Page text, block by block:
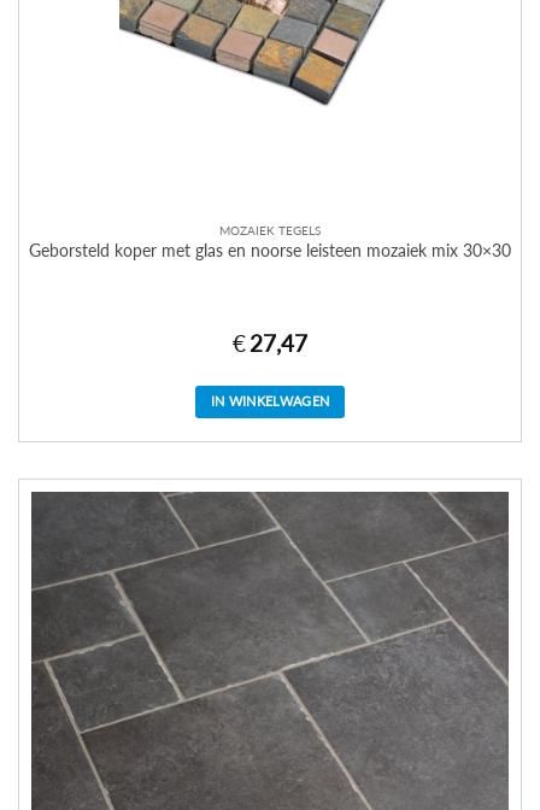
MOZAIEK TEGELS
Geborsteld koper met glas en noorse leisteen mozaiek mix 30×30
€27,47
IN WINKELWAGEN